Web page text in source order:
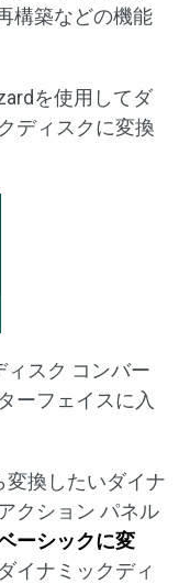
構築などの機能
を使用してダ
ディスクに変換
ィスク コンバー
ーフェイスに入
変換したいダイナ
クション パネル
ーシックに変
イナミックディ